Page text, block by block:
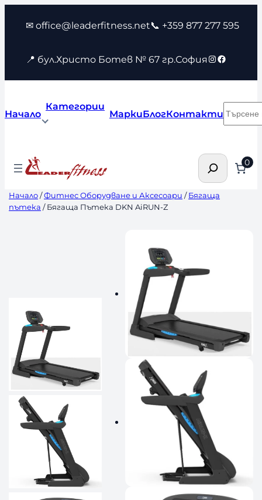
съдържанието
✉ office@leaderfitness.net📞 +359 877 277 595
📍 бул.Христо Ботев № 67 гр.София Instagram
Facebook
Начало
Категории
МаркиБлогКонтакти
Търсене 0
Начало/Фитнес Оборудване и Аксесоари /Бягаща
пътека / Бягаща Пътека DKN AiRUN-Z